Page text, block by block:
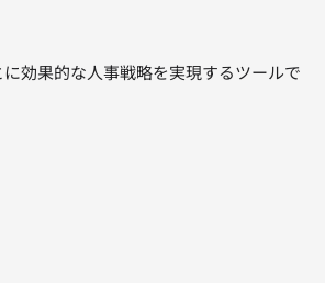
効果的な人事戦略を実現するツールで